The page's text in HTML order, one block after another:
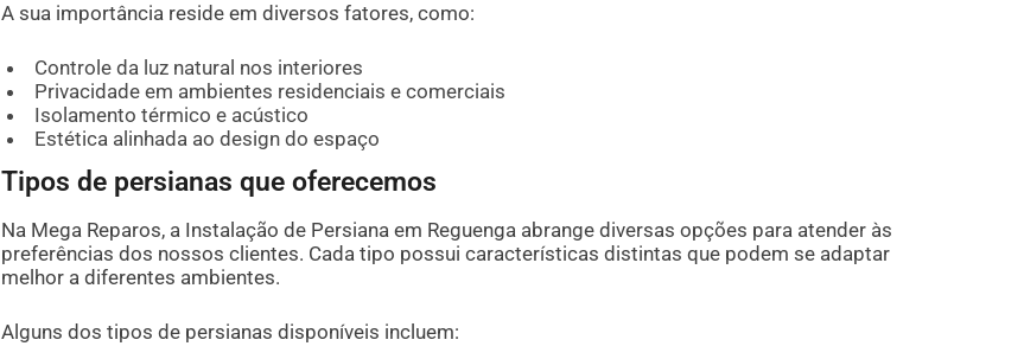
A sua importância reside em diversos fatores, como:
Controle da luz natural nos interiores
Privacidade em ambientes residenciais e comerciais
Isolamento térmico e acústico
Estética alinhada ao design do espaço
Tipos de persianas que oferecemos
Na Mega Reparos, a Instalação de Persiana em Reguenga abrange diversas opções para atender às
preferências dos nossos clientes. Cada tipo possui características distintas que podem se adaptar
melhor a diferentes ambientes.
Alguns dos tipos de persianas disponíveis incluem: